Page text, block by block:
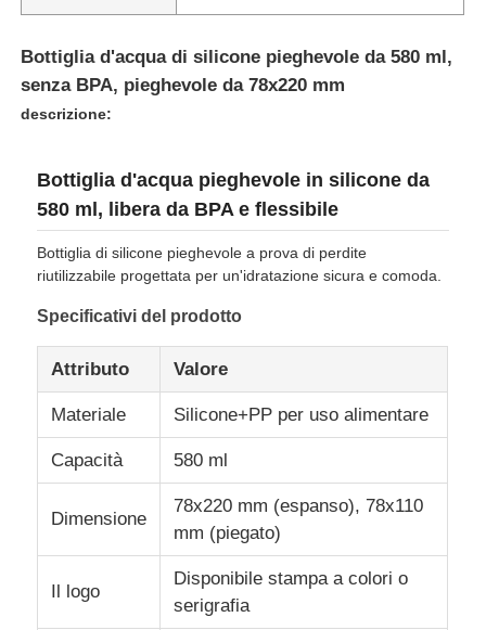
Prodotti
Su di noi
Visita alla fabbrica
Controllo Qualità
Contattaci
Notizie
Casi
Set di bottiglie da viaggio in silicone
Bottiglia d'acqua di silicone pieghevole da 580 ml,
senza BPA, pieghevole da 78x220 mm
descrizione:
Bottiglia d'acqua pieghevole in silicone da
580 ml, libera da BPA e flessibile
Bottiglia di silicone pieghevole a prova di perdite
riutilizzabile progettata per un'idratazione sicura e comoda.
Specificativi del prodotto
Attributo Valore
Materiale Silicone+PP per uso alimentare
Capacità 580 ml
Dimensione
78x220 mm (espanso), 78x110
mm (piegato)
Il logo
Disponibile stampa a colori o
serigrafia